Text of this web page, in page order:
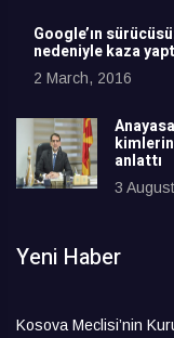
Google’ın
nedeniyle kaza
2 March, 2016
anlattı
3
Yeni Haber
Kosova Meclisi’nin